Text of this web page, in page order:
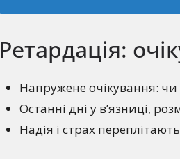
Ретардація:
Напружене очікування: чи
Останні дні у в’язниці,
Надія і страх